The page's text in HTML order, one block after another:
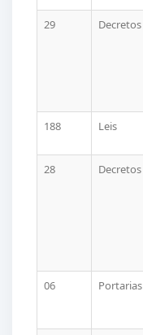
29
Decretos
188
Leis
28
Decretos
06
Portarias